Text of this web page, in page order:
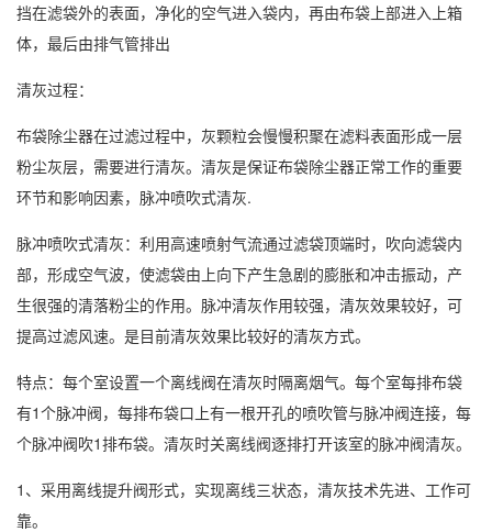
挡在滤袋外的表面，净化的空气进入袋内，再由布袋上部进入上箱
体，最后由排气管排出
清灰过程：
布袋除尘器在过滤过程中，灰颗粒会慢慢积聚在滤料表面形成一层
粉尘灰层，需要进行清灰。清灰是保证布袋除尘器正常工作的重要
环节和影响因素，脉冲喷吹式清灰.
脉冲喷吹式清灰：利用高速喷射气流通过滤袋顶端时，吹向滤袋内
部，形成空气波，使滤袋由上向下产生急剧的膨胀和冲击振动，产
生很强的清落粉尘的作用。脉冲清灰作用较强，清灰效果较好，可
提高过滤风速。是目前清灰效果比较好的清灰方式。
特点：每个室设置一个离线阀在清灰时隔离烟气。每个室每排布袋
有1个脉冲阀，每排布袋口上有一根开孔的喷吹管与脉冲阀连接，每
个脉冲阀吹1排布袋。清灰时关离线阀逐排打开该室的脉冲阀清灰。
1、采用离线提升阀形式，实现离线三状态，清灰技术先进、工作可
靠。